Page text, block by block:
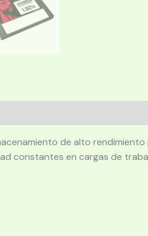
de alto
constantes en cargas de